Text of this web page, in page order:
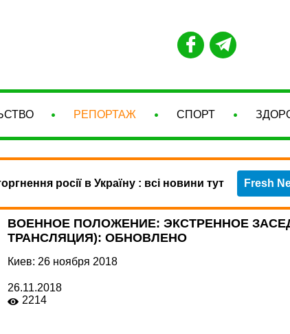
РЕПОРТАЖ СПОРТ
росії в Україну : всі новини тут Fresh
ВОЕННОЕ ПОЛОЖЕНИЕ: ЭКСТРЕННОЕ
ТРАНСЛЯЦИЯ): ОБНОВЛЕНО
Киев: 26 ноября 2018
26.11.2018
2214